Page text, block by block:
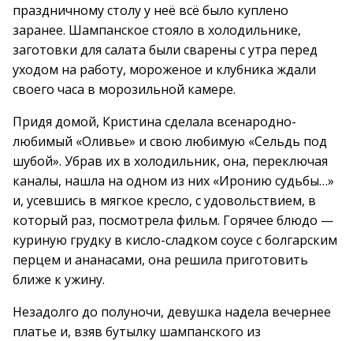
праздничному столу у неё всё было куплено
заранее. Шампанское стояло в холодильнике,
заготовки для салата были сварены с утра перед
уходом на работу, мороженое и клубника ждали
своего часа в морозильной камере.
Придя домой, Кристина сделала всенародно-
любимый «Оливье» и свою любимую «Сельдь под
шубой». Убрав их в холодильник, она, переключая
каналы, нашла на одном из них «Иронию судьбы…»
и, усевшись в мягкое кресло, с удовольствием, в
который раз, посмотрела фильм. Горячее блюдо —
куриную грудку в кисло-сладком соусе с болгарским
перцем и ананасами, она решила приготовить
ближе к ужину.
Незадолго до полуночи, девушка надела вечернее
платье и, взяв бутылку шампанского из